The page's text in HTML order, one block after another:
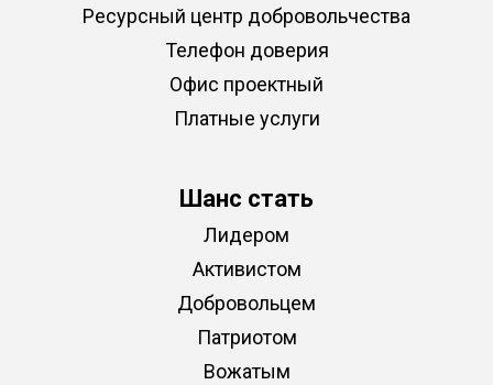
Ресурсный центр добровольчества
Телефон доверия
Офис проектный
Платные услуги
Шанс стать
Лидером
Активистом
Добровольцем
Патриотом
Вожатым